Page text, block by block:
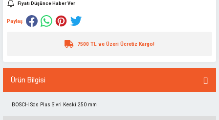
Fiyatı Düşünce Haber Ver
Paylaş
7500 TL ve Üzeri Ücretiz Kargo!
Ürün Bilgisi
BOSCH Sds Plus Sivri Keski 250 mm